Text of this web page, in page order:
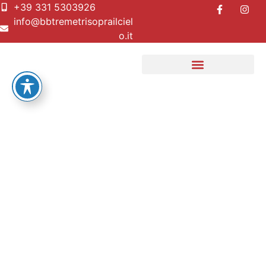
+39 331 5303926
info@bbtremetrisoprailciel
o.it